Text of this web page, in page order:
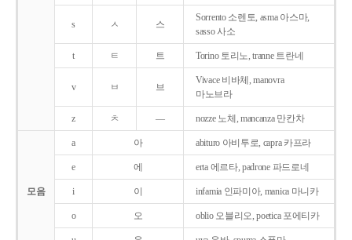
s ㅅ 스
Sorrento 소렌토, asma 아스마,
sasso 사소
t ㅌ 트 Torino 토리노, tranne 트란네
v ㅂ 브
Vivace 비바체, manovra
마노브라
z ㅊ ― nozze 노체, mancanza 만칸차
모음
a 아 abituro 아비투로, capra 카프라
e 에 erta 에르타, padrone 파드로네
i 이 infamia 인파미아, manica 마니카
o 오 oblio 오블리오, poetica 포에티카